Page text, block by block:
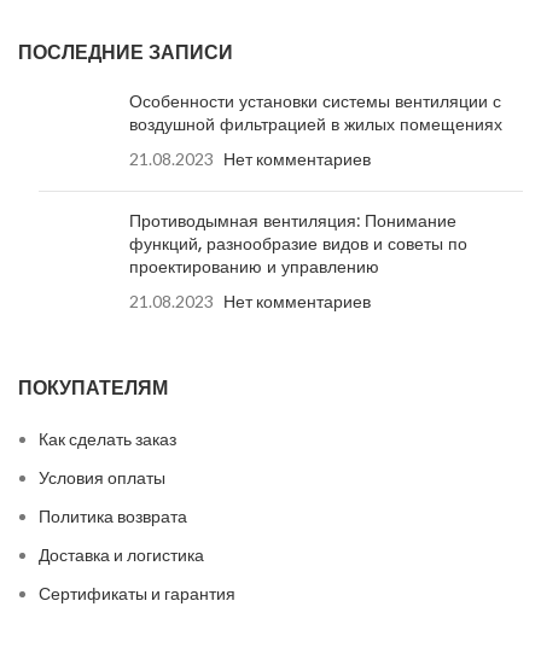
ПОСЛЕДНИЕ ЗАПИСИ
Особенности установки системы вентиляции с
воздушной фильтрацией в жилых помещениях
21.08.2023 Нет комментариев
Противодымная вентиляция: Понимание
функций, разнообразие видов и советы по
проектированию и управлению
21.08.2023 Нет комментариев
ПОКУПАТЕЛЯМ
Как сделать заказ
Условия оплаты
Политика возврата
Доставка и логистика
Сертификаты и гарантия